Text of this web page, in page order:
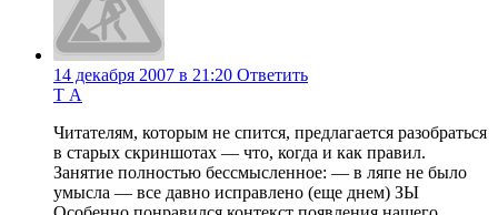
14 декабря 2007 в 21:20 Ответить
Т А
Читателям, которым не спится, предлагается разобраться
в старых скриншотах — что, когда и как правил.
Занятие полностью бессмысленное: — в ляпе не было
умысла — все давно исправлено (еще днем) ЗЫ